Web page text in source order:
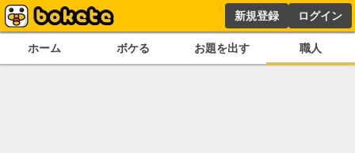
新規登録 ログイン
ホーム ボケる お題を出す 職人